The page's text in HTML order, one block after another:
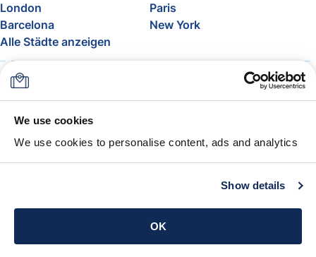
We use cookies
We use cookies to personalise content, ads and analytics
Show details
OK
London
Paris
Barcelona
New York
Alle Städte anzeigen
Über uns
FAQ
Support
Blog
Freigepäck bei Airlines
Die Stasher-Garantie
AGB
App holen